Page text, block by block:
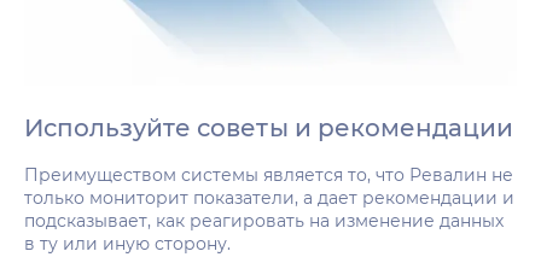
Используйте советы и рекомендации
Преимуществом системы является то, что Ревалин не
только мониторит показатели, а дает рекомендации и
подсказывает, как реагировать на изменение данных
в ту или иную сторону.